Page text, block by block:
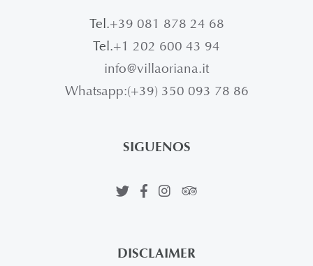
Tel.+39 081 878 24 68
Tel.+1 202 600 43 94
info@villaoriana.it
Whatsapp:(+39) 350 093 78 86
SIGUENOS
DISCLAIMER